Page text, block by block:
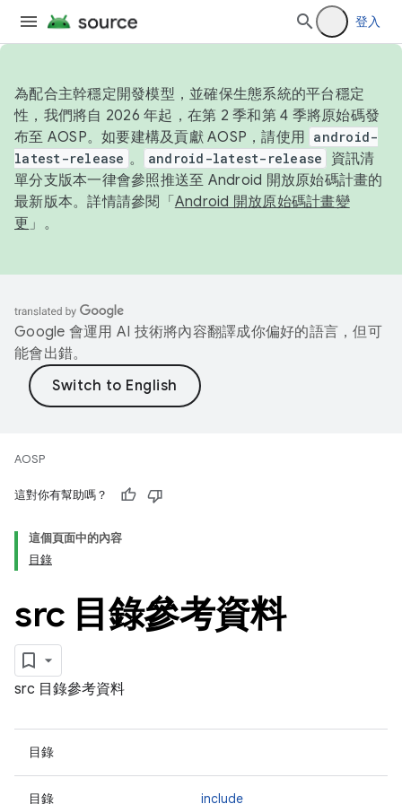
登入
為配合主幹穩定開發模型，並確保生態系統的平台穩定
性，我們將自 2026 年起，在第 2 季和第 4 季將原始碼發
布至 AOSP。如要建構及貢獻 AOSP，請使用 android-
latest-release 。 android-latest-release
資訊清
單分支版本一律會參照推送至 Android 開放原始碼計畫的
最新版本。詳情請參閱「 Android 開放原始碼計畫變
更 」。
Google 會運用 AI 技術將內容翻譯成你偏好的語言，但可
能會出錯。
AOSP
這對你有幫助嗎？
這個頁面中的內容
目錄
src 目錄參考資料
src 目錄參考資料
目錄
目錄 include